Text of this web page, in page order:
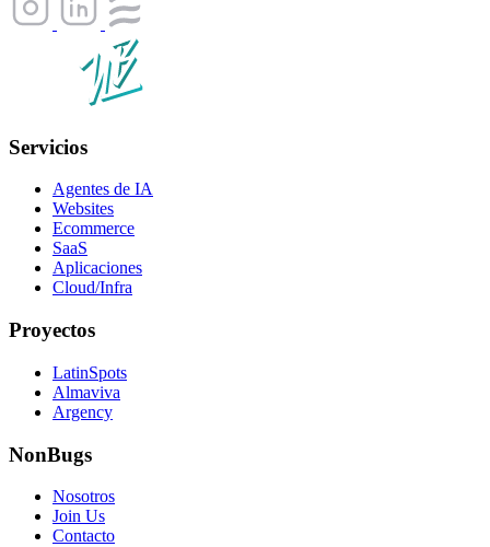
Servicios
Agentes de IA
Websites
Ecommerce
SaaS
Aplicaciones
Cloud/Infra
Proyectos
LatinSpots
Almaviva
Argency
NonBugs
Nosotros
Join Us
Contacto